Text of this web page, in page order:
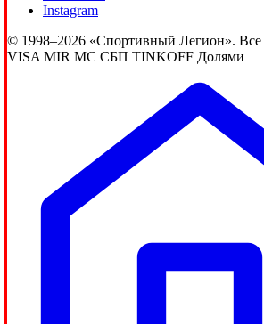
Instagram
© 1998–2026 «Спортивный Легион».
VISA MIR MC СБП TINKOFF Долями